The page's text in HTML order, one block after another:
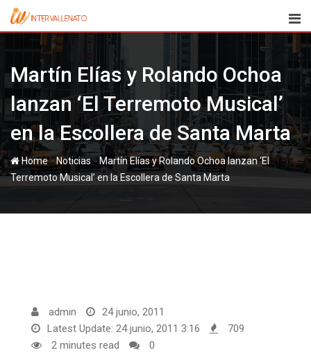
Skip
Martín Elías y Rolando Ochoa
lanzan ‘El Terremoto Musical’
en la Escollera de Santa Marta
Home-Noticias-Martín Elías y Rolando Ochoa lanzan ‘El
Terremoto Musical’ en la Escollera de Santa Marta
admin
24 junio, 2011
Latest Update: 24 junio, 2011 3:16
709
2 minutes read
0